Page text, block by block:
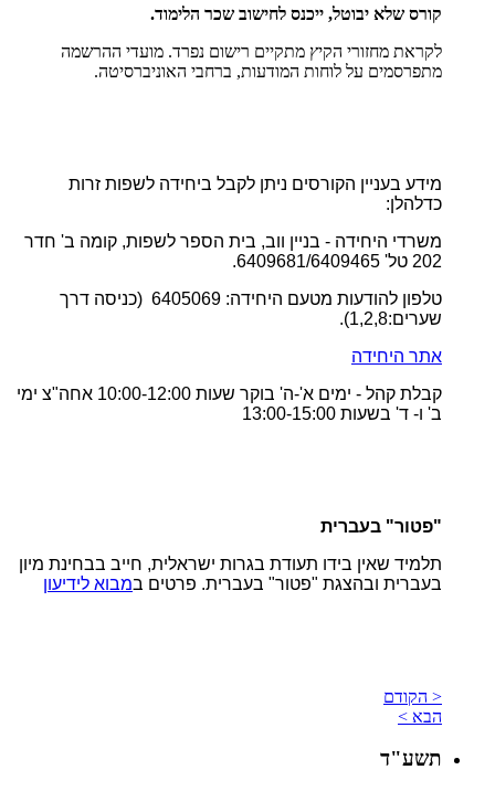
קורס שלא יבוטל, ייכנס לחישוב שכר הלימוד.
לקראת מחזורי הקיץ מתקיים רישום נפרד. מועדי ההרשמה
מתפרסמים על לוחות המודעות, ברחבי האוניברסיטה.
מידע בעניין הקורסים ניתן לקבל ביחידה לשפות זרות
כדלהלן:
משרדי היחידה - בניין ווב, בית הספר לשפות, קומה ב' חדר
202 טל' 6409681/6409465
.
טלפון להודעות מטעם היחידה: 6405069 (כניסה דרך
שערים:1,2,8
).
אתר היחידה
קבלת קהל - ימים א'-ה' בוקר שעות 10:00-12:00 אחה"צ ימי
ב' ו- ד' בשעות 13:00-15:00
"פטור" בעברית
תלמיד שאין בידו תעודת בגרות ישראלית, חייב בבחינת מיון
בעברית ובהצגת "פטור" בעברית. פרטים במבוא לידיעון
< הקודם
הבא >
תשע"ד